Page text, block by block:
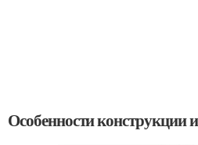
Особенности конструкции